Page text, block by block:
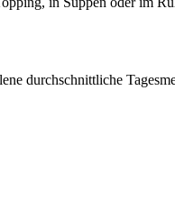
durchschnittliche